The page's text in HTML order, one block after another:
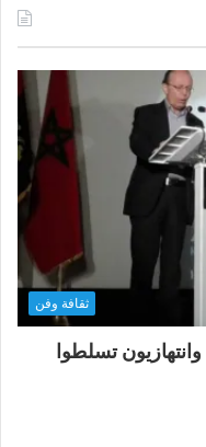
ثقافة وفن
تسلطوا